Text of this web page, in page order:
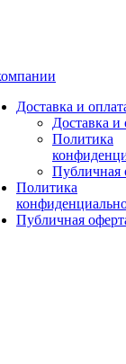
Доставка и
Доставка и
Политика
Публичная
Политика
Публичная